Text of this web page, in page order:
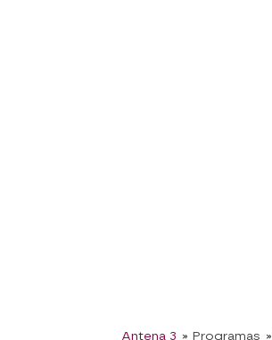
Antena 3 » Programas